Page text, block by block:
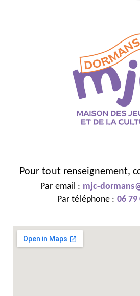
Pour tout renseignement,
Par email : mjc-
Par téléphone : 06 79